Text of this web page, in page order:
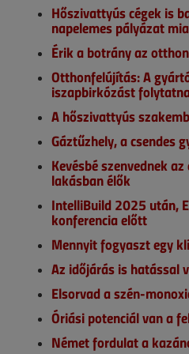
Hőszivattyús cégek is
napelemes pályázat
Érik a botrány az
Otthonfelújítás: A
iszapbirkózást
A hőszivattyús
Gáztűzhely, a csendes
Kevésbé szenvednek
lakásban élők
IntelliBuild 2025 után,
konferencia előtt
Mennyit fogyaszt egy
Az időjárás is hatással
Elsorvad a szén-
Óriási potenciál van a
Német fordulat a